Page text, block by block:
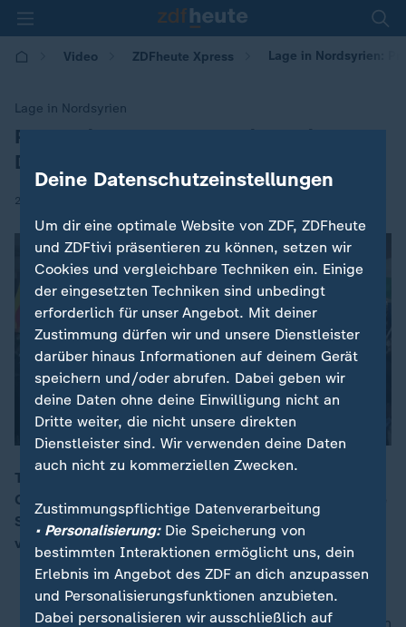
Video ZDFheute Xpress Lage in Nordsyrien:
Lage in Nordsyrien
:Prokurdische Demonstrationen in
Deutschland
21.01.2026 | 08:00
00:12
Tausende Menschen gingen in mehreren deutschen
Großstädten angesichts der Lage in Nordsyrien auf die
Straßen. Die Proteste verliefen überwiegend friedlich,
vereinzelt kam es zu Ausschreitungen.
nach oben
Deine Datenschutzeinstellungen
Um dir eine optimale Website von ZDF, ZDFheute
und ZDFtivi präsentieren zu können, setzen wir
Cookies und vergleichbare Techniken ein. Einige
der eingesetzten Techniken sind unbedingt
erforderlich für unser Angebot. Mit deiner
Zustimmung dürfen wir und unsere Dienstleister
darüber hinaus Informationen auf deinem Gerät
speichern und/oder abrufen. Dabei geben wir
deine Daten ohne deine Einwilligung nicht an
Dritte weiter, die nicht unsere direkten
Dienstleister sind. Wir verwenden deine Daten
auch nicht zu kommerziellen Zwecken.
Zustimmungspflichtige Datenverarbeitung
• Personalisierung:Die Speicherung von
bestimmten Interaktionen ermöglicht uns, dein
Erlebnis im Angebot des ZDF an dich anzupassen
und Personalisierungsfunktionen anzubieten.
Dabei personalisieren wir ausschließlich auf